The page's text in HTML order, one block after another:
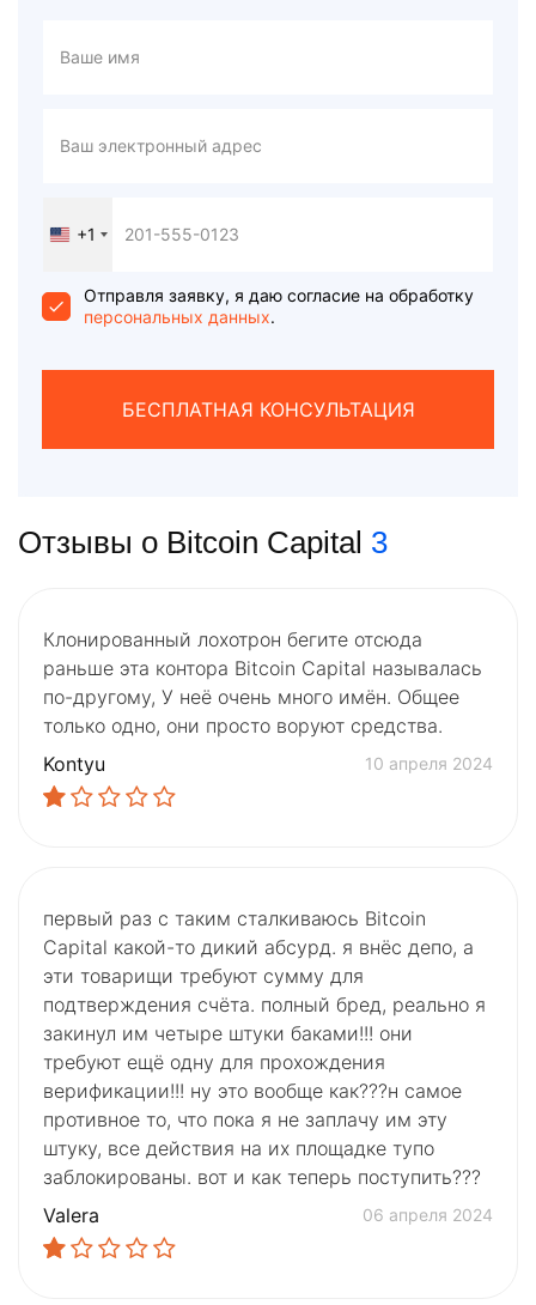
United
+1
+1
Отправля заявку, я даю согласие на обработку
персональных данных.
БЕСПЛАТНАЯ КОНСУЛЬТАЦИЯ
Отзывы о Bitcoin Capital 3
Клонированный лохотрон бегите отсюда
раньше эта контора Bitcoin Capital называлась
по-другому, У неё очень много имён. Общее
только одно, они просто воруют средства.
Kontyu
10 апреля 2024
первый раз с таким сталкиваюсь Bitcoin
Capital какой-то дикий абсурд. я внёс депо, а
эти товарищи требуют сумму для
подтверждения счёта. полный бред, реально я
закинул им четыре штуки баками!!! они
требуют ещё одну для прохождения
верификации!!! ну это вообще как???н самое
противное то, что пока я не заплачу им эту
штуку, все действия на их площадке тупо
заблокированы. вот и как теперь поступить???
Valera
06 апреля 2024